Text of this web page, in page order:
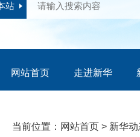
站
网站首页 走进新华
当前位置： 网站首页 > 新华